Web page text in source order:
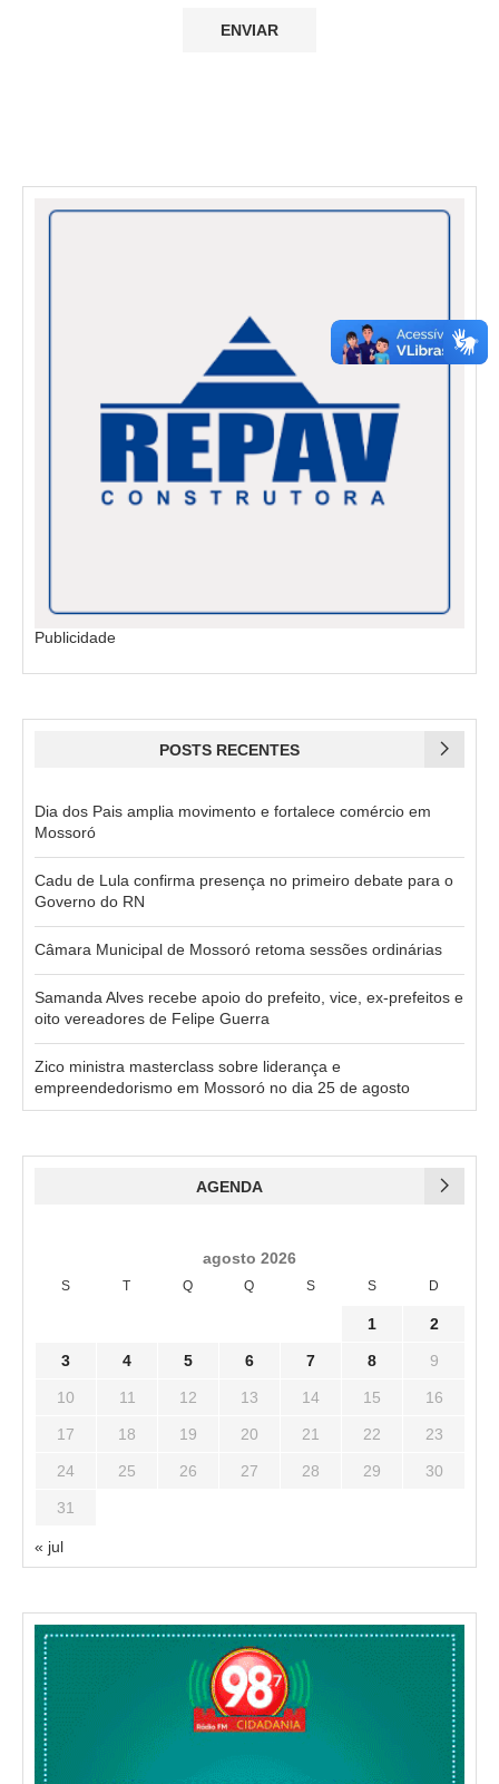
Publicidade
POSTS RECENTES
Dia dos Pais amplia movimento e fortalece comércio em
Mossoró
Cadu de Lula confirma presença no primeiro debate para o
Governo do RN
Câmara Municipal de Mossoró retoma sessões ordinárias
Samanda Alves recebe apoio do prefeito, vice, ex-prefeitos e
oito vereadores de Felipe Guerra
Zico ministra masterclass sobre liderança e
empreendedorismo em Mossoró no dia 25 de agosto
AGENDA
agosto 2026
S T Q Q S S D
1 2
3 4 5 6 7 8 9
10 11 12 13 14 15 16
17 18 19 20 21 22 23
24 25 26 27 28 29 30
31
« jul